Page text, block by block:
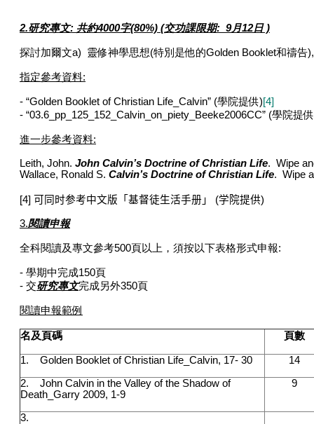
2.研究專文: 共約4000字(80%) (交功課限期: 9月12日 )
探討加爾文a) 靈修神學思想(特別是他的Golden Booklet和禱告
指定參考資料:
- “Golden Booklet of Christian Life_Calvin” (學院提供)[4]
- “03.6_pp_125_152_Calvin_on_piety_Beeke2006CC” (學院提供
進一步參考資料:
Leith, John. John Calvin’s Doctrine of Christian Life. Wipe
Wallace, Ronald S. Calvin’s Doctrine of Christian Life. Wipe
[4] 可同时参考中文版「基督徒生活手册」 (学院提供)
3.閱讀申報
全科閱讀及專文參考500頁以上，須按以下表格形式申報:
- 學期中完成150頁
- 交研究專文完成另外350頁
閱讀申報範例
名及頁碼 頁數
1. Golden Booklet of Christian Life_Calvin, 17- 30 14
2. John Calvin in the Valley of the Shadow of
Death_Garry 2009, 1-9
9
3.